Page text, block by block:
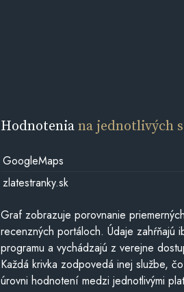
Hodnoteniana jednotlivých
GoogleMaps
zlatestranky.sk
Graf zobrazuje porovnanie
recenzných portáloch. Údaje zahŕňajú
programu a vychádzajú z verejne
Každá krivka zodpovedá inej službe,
úrovni hodnotení medzi jednotlivými